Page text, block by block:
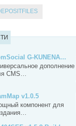
G-KUNENA…
дополнение
CMS…
v1.0.5
компонент для